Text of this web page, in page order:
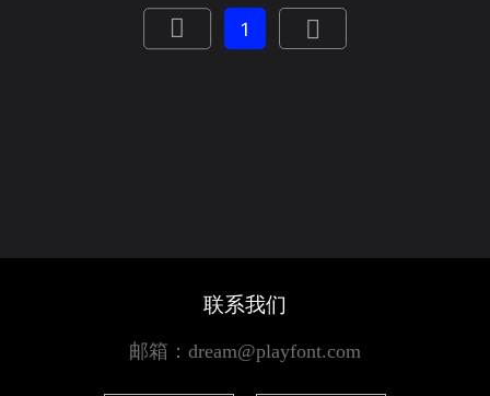
1
联系我们
邮箱：dream@playfont.com